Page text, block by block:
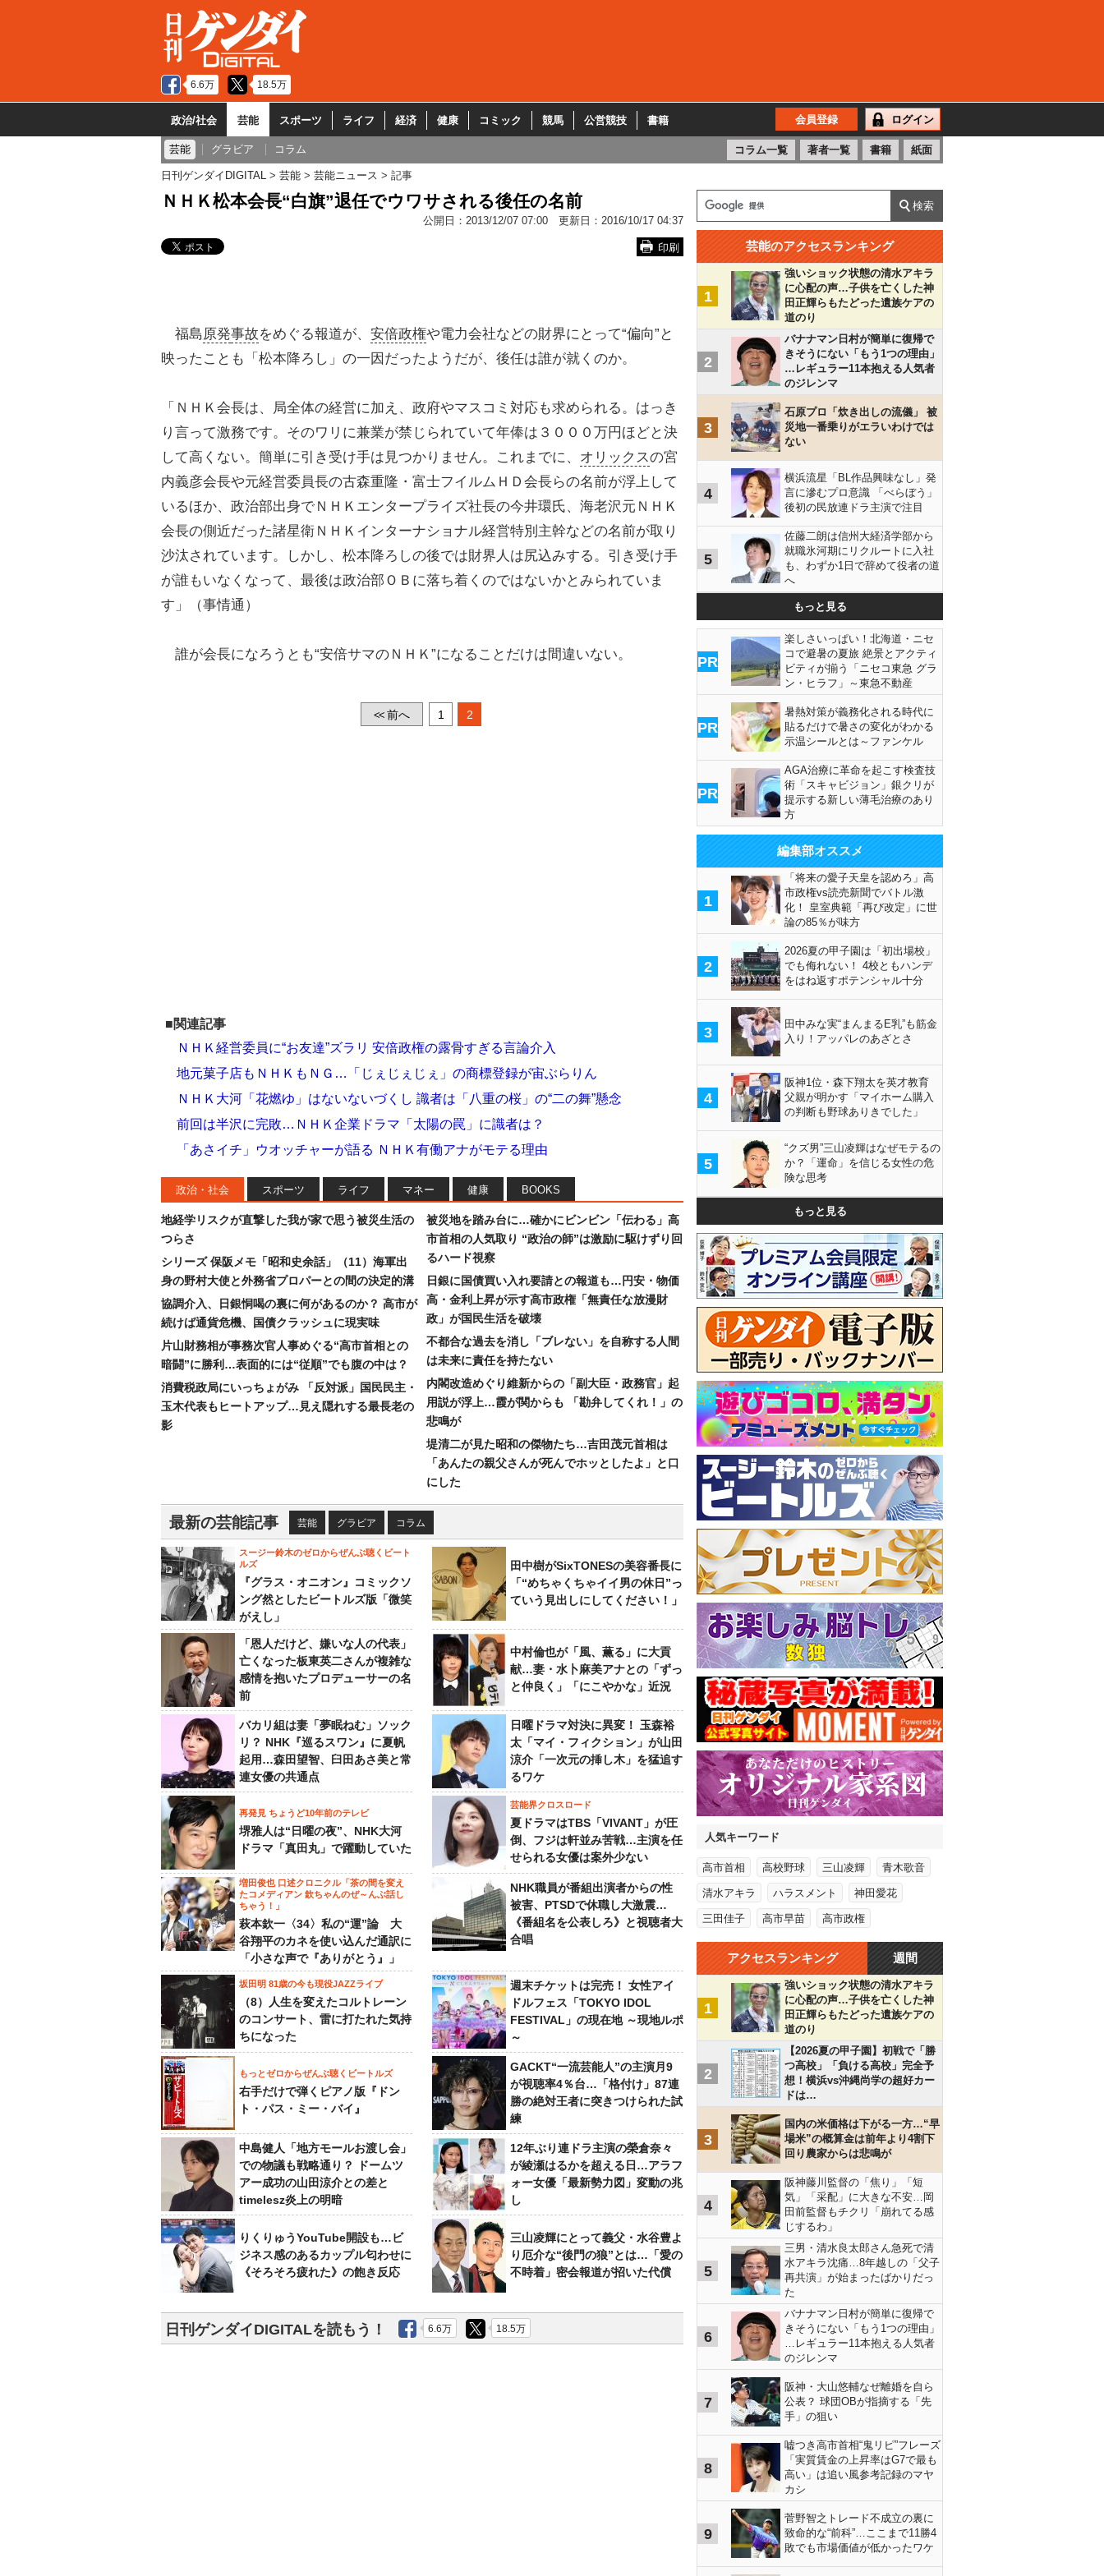
6.6万 18.5万
政治/社会 芸能 スポーツ ライフ 経済 健康 コミック 競馬 公営競技 書籍 会員登録 ログイン
芸能 グラビア コラム コラム一覧 著者一覧 書籍 紙面
日刊ゲンダイDIGITAL 芸能 芸能ニュース 記事
ＮＨＫ松本会長“白旗”退任でウワサされる後任の名前
公開日： 2013/12/07 07:00 更新日： 2016/10/17 04:37
印刷
福島原発事故をめぐる報道が、 安倍政権や電力会社などの財界にとって“偏向”と
映ったことも「松本降ろし」の一因だったようだが、後任は誰が就くのか。
「ＮＨＫ会長は、局全体の経営に加え、政府やマスコミ対応も求められる。はっき
り言って激務です。そのワリに兼業が禁じられていて年俸は３０００万円ほどと決
して高くない。簡単に引き受け手は見つかりません。これまでに、 オリックスの宮
内義彦会長や元経営委員長の古森重隆・富士フイルムＨＤ会長らの名前が浮上して
いるほか、政治部出身でＮＨＫエンタープライズ社長の今井環氏、海老沢元ＮＨＫ
会長の側近だった諸星衛ＮＨＫインターナショナル経営特別主幹などの名前が取り
沙汰されています。しかし、松本降ろしの後では財界人は尻込みする。引き受け手
が誰もいなくなって、最後は政治部ＯＢに落ち着くのではないかとみられていま
す」（事情通）
誰が会長になろうとも“安倍サマのＮＨＫ”になることだけは間違いない。
<<前へ 1 2
■関連記事
ＮＨＫ経営委員に“お友達”ズラリ 安倍政権の露骨すぎる言論介入
地元菓子店もＮＨＫもＮＧ…「じぇじぇじぇ」の商標登録が宙ぶらりん
ＮＨＫ大河「花燃ゆ」はないないづくし 識者は「八重の桜」の“二の舞”懸念
前回は半沢に完敗…ＮＨＫ企業ドラマ「太陽の罠」に識者は？
「あさイチ」ウオッチャーが語る ＮＨＫ有働アナがモテる理由
政治・社会 スポーツ ライフ マネー 健康 BOOKS
地経学リスクが直撃した我が家で思う被災生活の
つらさ
シリーズ 保阪メモ「昭和史余話」（11）海軍出
身の野村大使と外務省プロパーとの間の決定的溝
協調介入、日銀恫喝の裏に何があるのか？ 高市が
続けば通貨危機、国債クラッシュに現実味
片山財務相が事務次官人事めぐる“高市首相との
暗闘”に勝利…表面的には“従順”でも腹の中は？
消費税政局にいっちょがみ 「反対派」国民民主・
玉木代表もヒートアップ…見え隠れする最長老の
影
被災地を踏み台に…確かにビンビン「伝わる」高
市首相の人気取り “政治の師”は激励に駆けずり回
るハード視察
日銀に国債買い入れ要請との報道も…円安・物価
高・金利上昇が示す高市政権「無責任な放漫財
政」が国民生活を破壊
不都合な過去を消し「ブレない」を自称する人間
は未来に責任を持たない
内閣改造めぐり維新からの「副大臣・政務官」起
用説が浮上…霞が関からも 「勘弁してくれ！」の
悲鳴が
堤清二が見た昭和の傑物たち…吉田茂元首相は
「あんたの親父さんが死んでホッとしたよ」と口
にした
最新の芸能記事 芸能 グラビア コラム
スージー鈴木のゼロからぜんぶ聴くビート
ルズ
『グラス・オニオン』コミックソ
ング然としたビートルズ版「微笑
がえし」
田中樹がSixTONESの美容番長に
「“めちゃくちゃイイ男の休日”っ
ていう見出しにしてください！」
「恩人だけど、嫌いな人の代表」
亡くなった板東英二さんが複雑な
感情を抱いたプロデューサーの名
前
中村倫也が「風、薫る」に大貢
献…妻・水卜麻美アナとの「ずっ
と仲良く」「にこやかな」近況
バカリ組は妻「夢眠ねむ」ソック
リ？ NHK『巡るスワン』に夏帆
起用…森田望智、臼田あさ美と常
連女優の共通点
日曜ドラマ対決に異変！ 玉森裕
太「マイ・フィクション」が山田
涼介「一次元の挿し木」を猛追す
るワケ
再発見 ちょうど10年前のテレビ
堺雅人は“日曜の夜”、NHK大河
ドラマ「真田丸」で躍動していた
芸能界クロスロード
夏ドラマはTBS「VIVANT」が圧
倒、フジは軒並み苦戦…主演を任
せられる女優は案外少ない
増田俊也 口述クロニクル「茶の間を変え
たコメディアン 欽ちゃんのぜ～んぶ話し
ちゃう！」
萩本欽一〈34〉私の“運”論 大
谷翔平のカネを使い込んだ通訳に
「小さな声で『ありがとう』」
NHK職員が番組出演者からの性
被害、PTSDで休職し大激震…
《番組名を公表しろ》と視聴者大
合唱
坂田明 81歳の今も現役JAZZライブ
（8）人生を変えたコルトレーン
のコンサート、雷に打たれた気持
ちになった
週末チケットは完売！ 女性アイ
ドルフェス「TOKYO IDOL
FESTIVAL」の現在地 ～現地ルポ
～
もっとゼロからぜんぶ聴くビートルズ
右手だけで弾くピアノ版『ドン
ト・パス・ミー・バイ』
GACKT“一流芸能人”の主演月9
が視聴率4％台…「格付け」87連
勝の絶対王者に突きつけられた試
練
中島健人「地方モールお渡し会」
での物議も戦略通り？ ドームツ
アー成功の山田涼介との差と
timelesz炎上の明暗
12年ぶり連ドラ主演の榮倉奈々
が綾瀬はるかを超える日…アラフ
ォー女優「最新勢力図」変動の兆
し
りくりゅうYouTube開設も…ビ
ジネス感のあるカップル匂わせに
《そろそろ疲れた》の飽き反応
三山凌輝にとって義父・水谷豊よ
り厄介な“後門の狼”とは…「愛の
不時着」密会報道が招いた代償
日刊ゲンダイDIGITALを読もう！ 6.6万 18.5万
芸能のアクセスランキング
1
強いショック状態の清水アキラ
に心配の声…子供を亡くした神
田正輝らもたどった遺族ケアの
道のり
2
バナナマン日村が簡単に復帰で
きそうにない「もう1つの理由」
…レギュラー11本抱える人気者
のジレンマ
3
石原プロ「炊き出しの流儀」 被
災地一番乗りがエラいわけでは
ない
4
横浜流星「BL作品興味なし」発
言に滲むプロ意識 「べらぼう」
後初の民放連ドラ主演で注目
5
佐藤二朗は信州大経済学部から
就職氷河期にリクルートに入社
も、わずか1日で辞めて役者の道
へ
もっと見る
PR
楽しさいっぱい！北海道・ニセ
コで避暑の夏旅 絶景とアクティ
ビティが揃う「ニセコ東急 グラ
ン・ヒラフ」～東急不動産
PR
暑熱対策が義務化される時代に
貼るだけで暑さの変化がわかる
示温シールとは～ファンケル
PR
AGA治療に革命を起こす検査技
術「スキャビジョン」銀クリが
提示する新しい薄毛治療のあり
方
編集部オススメ
1
「将来の愛子天皇を認めろ」高
市政権vs読売新聞でバトル激
化！ 皇室典範「再び改定」に世
論の85％が味方
2
2026夏の甲子園は「初出場校」
でも侮れない！ 4校ともハンデ
をはね返すポテンシャル十分
3
田中みな実“まんまるE乳”も筋金
入り！アッパレのあざとさ
4
阪神1位・森下翔太を英才教育
父親が明かす「マイホーム購入
の判断も野球ありきでした」
5
“クズ男”三山凌輝はなぜモテるの
か？「運命」を信じる女性の危
険な思考
もっと見る
人気キーワード
高市首相 高校野球 三山凌輝 青木歌音
清水アキラ ハラスメント 神田愛花
三田佳子 高市早苗 高市政権
アクセスランキング 週間
1
強いショック状態の清水アキラ
に心配の声…子供を亡くした神
田正輝らもたどった遺族ケアの
道のり
2
【2026夏の甲子園】初戦で「勝
つ高校」「負ける高校」完全予
想！横浜vs沖縄尚学の超好カー
ドは…
3
国内の米価格は下がる一方…“早
場米”の概算金は前年より4割下
回り農家からは悲鳴が
4
阪神藤川監督の「焦り」「短
気」「采配」に大きな不安…岡
田前監督もチクリ「崩れてる感
じするわ」
5
三男・清水良太郎さん急死で清
水アキラ沈痛…8年越しの「父子
再共演」が始まったばかりだっ
た
6
バナナマン日村が簡単に復帰で
きそうにない「もう1つの理由」
…レギュラー11本抱える人気者
のジレンマ
7
阪神・大山悠輔なぜ離婚を自ら
公表？ 球団OBが指摘する「先
手」の狙い
8
嘘つき高市首相“鬼リピ”フレーズ
「実質賃金の上昇率はG7で最も
高い」は追い風参考記録のマヤ
カシ
9
菅野智之トレード不成立の裏に
致命的な“前科”…ここまで11勝4
敗でも市場価値が低かったワケ